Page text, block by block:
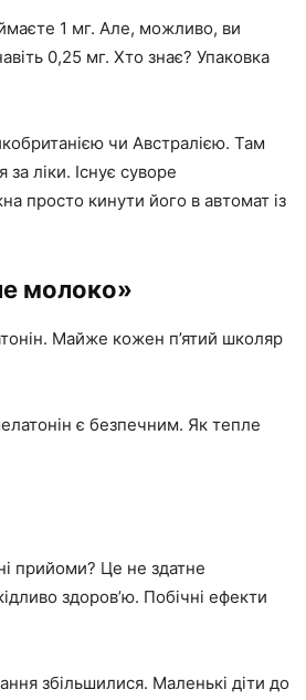
1 мг. Але, можливо, ви
0,25 мг. Хто знає? Упаковка
чи Австралією. Там
ліки. Існує суворе
просто кинути його в автомат із
молоко»
Майже кожен п’ятий школяр
є безпечним. Як тепле
прийоми? Це не здатне
здоров’ю. Побічні ефекти
збільшилися. Маленькі діти до